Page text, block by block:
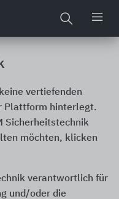
vertiefenden
Plattform hinterlegt.
Sicherheitstechnik
möchten, klicken
verantwortlich für
und/oder die